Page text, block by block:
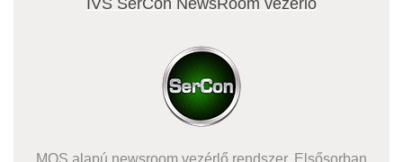
MOS alapú newsroom vezérlő rendszer. Elsősorban